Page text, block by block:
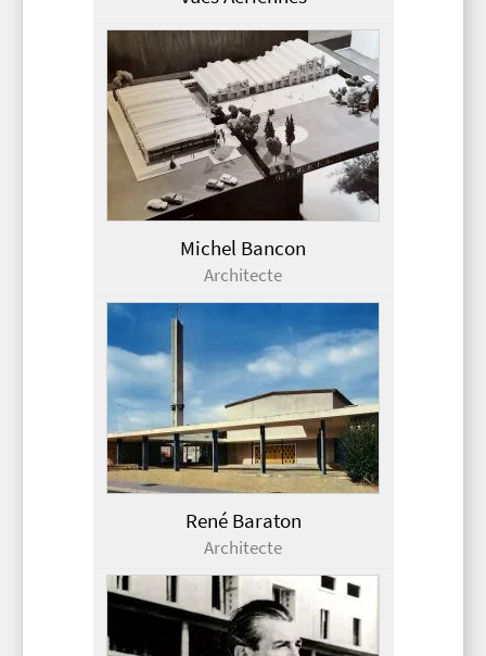
Michel Bancon
Architecte
René Baraton
Architecte